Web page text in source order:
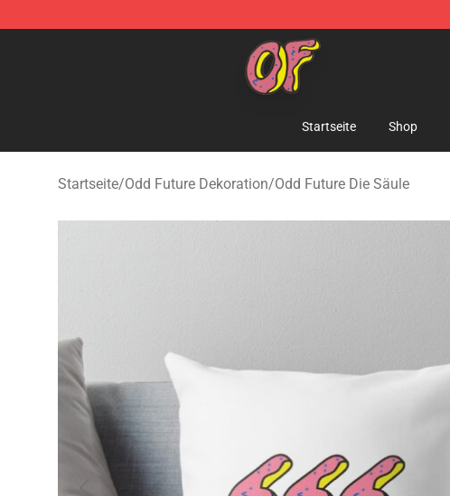
Odd Future Shop - Official Odd Future Merchandise Store
Startseite Shop
Startseite/Odd Future Dekoration/Odd Future Die Säule